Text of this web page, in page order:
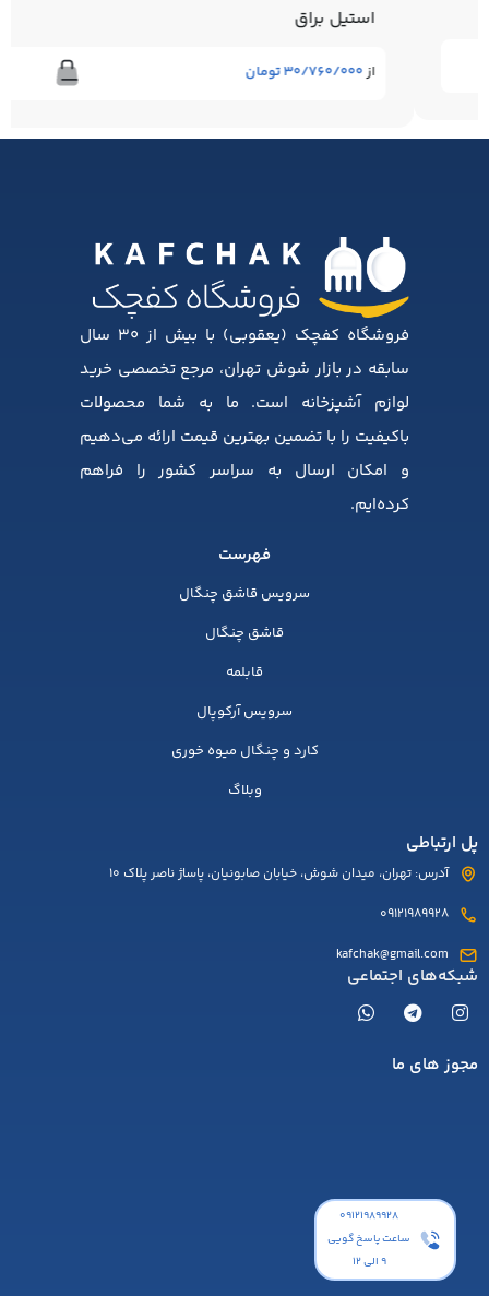
استیل براق
۳۰/۷۶۰/۰۰۰تومان
فروشگاه کفچک (یعقوبی) با بیش از ۳۰ سال
سابقه در بازار شوش تهران، مرجع تخصصی خرید
لوازم آشپزخانه است. ما به شما محصولات
باکیفیت را با تضمین بهترین قیمت ارائه می‌دهیم
و امکان ارسال به سراسر کشور را فراهم
کرده‌ایم.
فهرست
سرویس قاشق چنگال
قاشق چنگال
قابلمه
سرویس آرکوپال
کارد و چنگال میوه خوری
وبلاگ
پل ارتباطی
آدرس: تهران، میدان شوش، خیابان صابونیان، پاساژ ناصر پلاک 10
09121989928
kafchak@gmail.com
شبکه‌های اجتماعی
مجوز های ما
۰۹۱۲۱۹۸۹۹۲۸
ساعت پاسخ گویی
9 الی 12